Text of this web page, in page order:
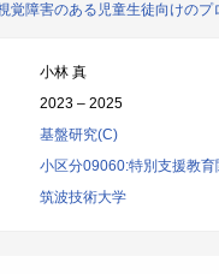
覚障害のある児童生徒向けのプ
小林 真
2023 – 2025
基盤研究(C)
小区分09060:特別支援教育
筑波技術大学